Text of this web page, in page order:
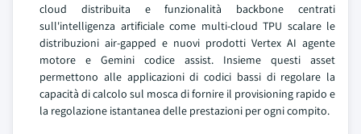
cloud distribuita e funzionalità backbone centrati
sull'intelligenza artificiale come multi-cloud TPU scalare le
distribuzioni air-gapped e nuovi prodotti Vertex AI agente
motore e Gemini codice assist. Insieme questi asset
permettono alle applicazioni di codici bassi di regolare la
capacità di calcolo sul mosca di fornire il provisioning rapido e
la regolazione istantanea delle prestazioni per ogni compito.